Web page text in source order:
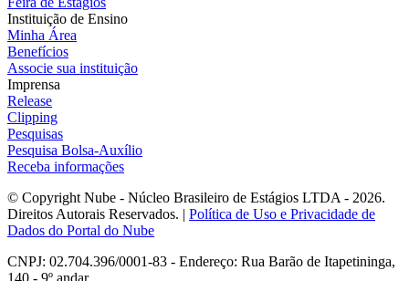
Instituição de Ensino
Minha Área
Benefícios
Associe sua instituição
Imprensa
Release
Clipping
Pesquisas
Pesquisa Bolsa-Auxílio
Receba informações
© Copyright Nube - Núcleo Brasileiro de Estágios LTDA - 2026.
Direitos Autorais Reservados. | Política de Uso e Privacidade de
Dados do Portal do Nube
CNPJ: 02.704.396/0001-83 - Endereço: Rua Barão de Itapetininga,
140 - 9º andar